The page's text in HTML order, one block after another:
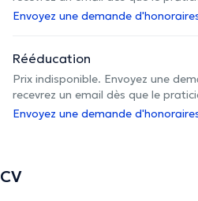
Envoyez une demande
Rééducation
Prix indisponible. Envoyez une
recevrez un email dès que le
Envoyez une demande
CV